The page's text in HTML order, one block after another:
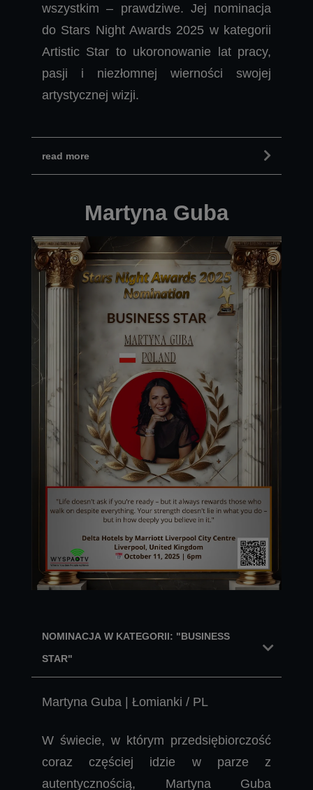
wszystkim – prawdziwe. Jej nominacja
do Stars Night Awards 2025 w kategorii
Artistic Star to ukoronowanie lat pracy,
pasji i niezłomnej wierności swojej
artystycznej wizji.
read more
Martyna Guba
NOMINACJA W KATEGORII: "BUSINESS
STAR"
Martyna Guba | Łomianki / PL
W świecie, w którym przedsiębiorczość
coraz częściej idzie w parze z
autentycznością, Martyna Guba